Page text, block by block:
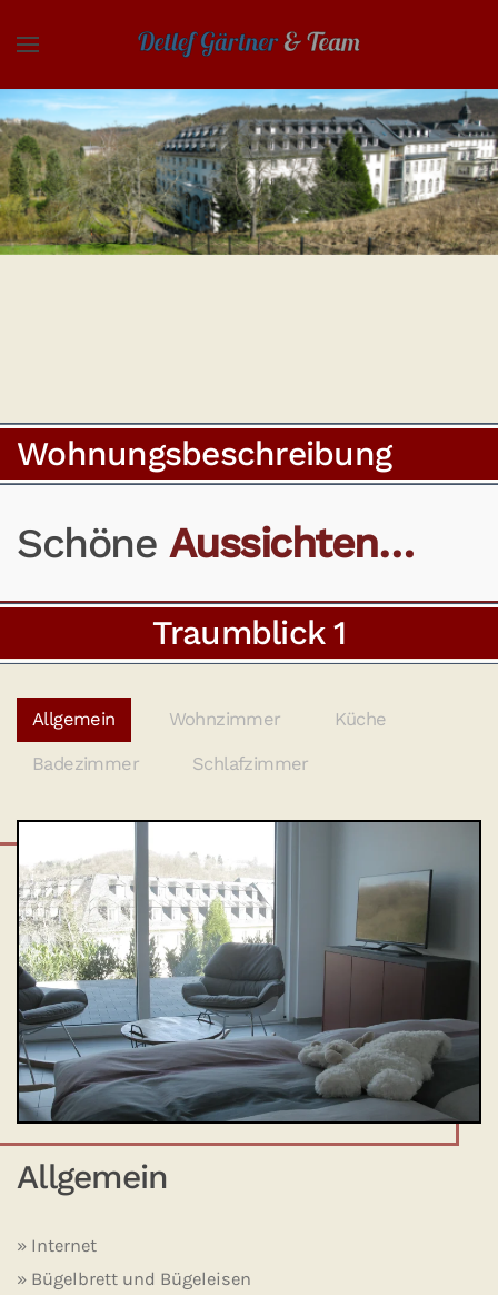
Skip to main content
Wohnungsbeschreibung
Schöne Aussichten…
Traumblick 1
Allgemein Wohnzimmer Küche
Badezimmer Schlafzimmer
Allgemein
» Internet
» Bügelbrett und Bügeleisen